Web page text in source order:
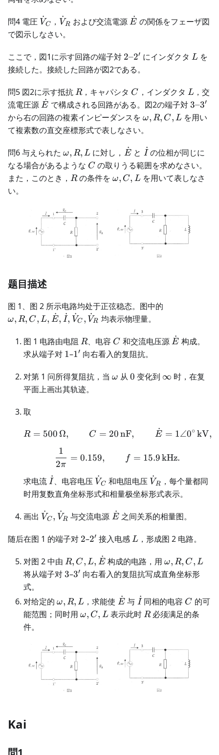
問4 電圧 \dot{V}_C
V
˙C ， \dot{V}_R
V
˙R および交流電源 \dot{E}
E
˙ の関係をフェーザ図
で図示しなさい。
ここで，図1に示す回路の端子対 2
–
2–2′ にインダクタ L
L を
接続した。接続した回路が図2である。
問5 図2に示す抵抗 R
R，キャパシタ C
C ，インダクタ L
L，交
流電圧源 \dot{E}
E
˙ で構成される回路がある。図2の端子対3
–
3–3′
から右の回路の複素インピーダンスを ω,
L
ω, R, C, Lを用い
て複素数の直交座標形式で表しなさい。
問6 与えられた ω,
R,
ω, R, L に対し， \dot{E}
E
˙ と \dot{I}
I˙の位相が同じに
なる場合があるような C
C の取りうる範囲を求めなさい。
また，このとき， R
Rの条件をω,
ω, C, Lを用いて表しなさ
い。
题目描述
图 1、图 2 所示电路均处于正弦稳态。图中的
ω, R, C, L, E
˙ , I˙, V
˙C , V
˙R 均表示物理量。
图 1 电路由电阻 R
R、电容 C
C 和交流电压源 \dot
E
˙ 构成。
求从端子对 1
1–1'
1′ 向右看入的复阻抗。
对第 1 问所得复阻抗，当 \omega
ω 从 0
0 变化到 \infty
∞ 时，在复
平面上画出其轨迹。
取
R = 500 Ω, C = 20nF, E
˙ = 1∠0∘ kV,
2π
1
= 0.159, f = 15.9kHz.
求电流 \dot
I
I˙、电容电压 \dot
V_C
V
˙C 和电阻电压 \dot
V_R
V
˙R
，每个量都同
时用复数直角坐标形式和相量极坐标形式表示。
画出 \dot
V_R
V
˙C , V
˙R 与交流电源 \dot
E
˙ 之间关系的相量图。
随后在图 1 的端子对 2
2–2'
2′ 接入电感 L
L ，形成图 2 电路。
对图 2 中由 R,C,L,\dot
E
R, C, L, E
˙ 构成的电路，用ω, R, C, L
将从端子对3
3–3'
3′ 向右看入的复阻抗写成直角坐标形
式。
对给定的 \omega,R,L
ω, R, L ，求能使 \dot
E
E
˙ 与 \dot
I
I˙同相的电容 C
C 的可
能范围；同时用 \omega,C,L
ω, C, L表示此时 R
R必须满足的条
件。
Kai
問1